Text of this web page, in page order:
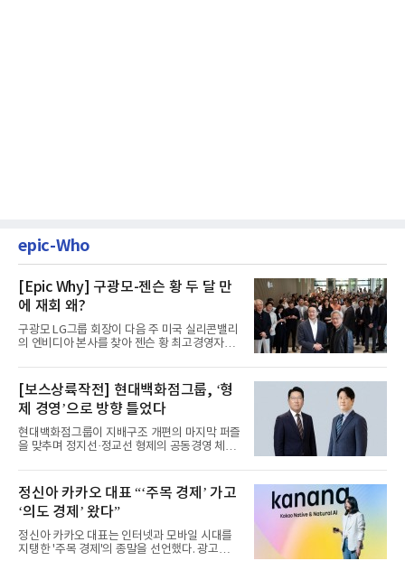
epic-Who
[Epic Why] 구광모-젠슨 황 두 달 만
에 재회 왜?
구광모 LG그룹 회장이 다음 주 미국 실리콘밸리
의 엔비디아 본사를 찾아 젠슨 황 최고경영자
[보스상륙작전] 현대백화점그룹, ‘형
제 경영’으로 방향 틀었다
현대백화점그룹이 지배구조 개편의 마지막 퍼즐
을 맞추며 정지선·정교선 형제의 공동경영 체제
정신아 카카오 대표 “‘주목 경제’ 가고
‘의도 경제’ 왔다”
정신아 카카오 대표는 인터넷과 모바일 시대를
지탱한 '주목 경제'의 종말을 선언했다. 광고를